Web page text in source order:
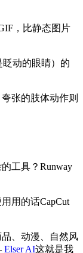
，比静态图片
眨动的眼睛）的
张的肢体动作则
工具？Runway
用的话CapCut
、动漫、自然风
Elser AI这就是我